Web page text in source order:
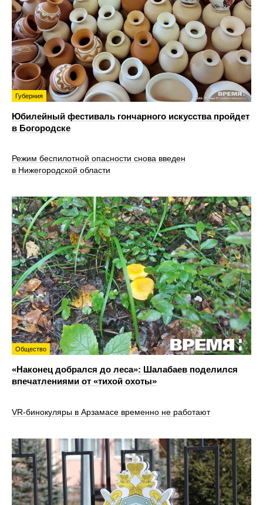
Губерния
Юбилейный фестиваль гончарного искусства пройдет
в Богородске
Режим беспилотной опасности снова введен
в Нижегородской области
Общество
«Наконец добрался до леса»: Шалабаев поделился
впечатлениями от «тихой охоты»
VR‑бинокуляры в Арзамасе временно не работают